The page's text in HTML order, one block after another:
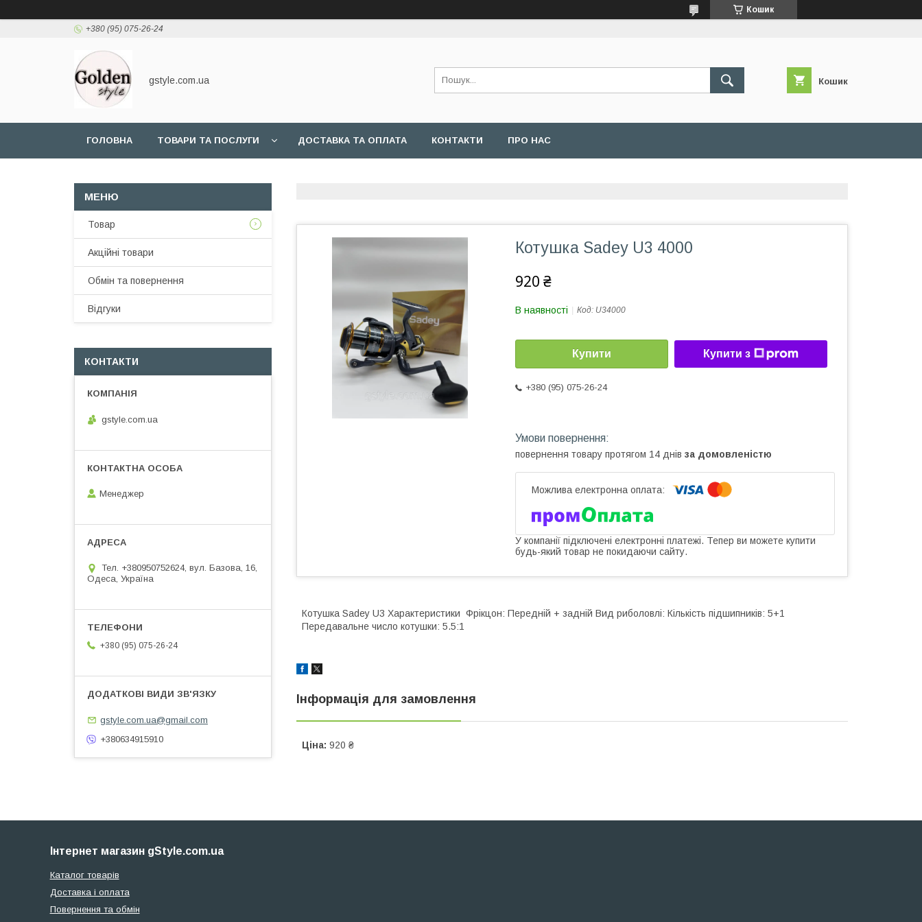
Кошик
+380 (95) 075-26-24
gstyle.com.ua Кошик
ГОЛОВНА ТОВАРИ ТА ПОСЛУГИ ДОСТАВКА ТА ОПЛАТА КОНТАКТИ ПРО НАС
Котушка Sadey U3 4000
920 ₴
В наявності Код: U34000
Купити Купити з
+380 (95) 075-26-24
повернення товару протягом 14 днів за домовленістю
У компанії підключені електронні платежі. Тепер ви можете купити
будь-який товар не покидаючи сайту.
Котушка Sadey U3 Характеристики Фрікцон: Передній + задній Вид риболовлі: Кількість підшипників: 5+1
Передавальне число котушки: 5.5:1
Інформація для замовлення
Ціна: 920 ₴
Товар
Акційні товари
Обмін та повернення
Відгуки
КОНТАКТИ
gstyle.com.ua
Менеджер
Тел. +380950752624, вул. Базова, 16,
Одеса, Україна
+380 (95) 075-26-24
gstyle.com.ua@gmail.com
+380634915910
Інтернет магазин gStyle.com.ua
Каталог товарів
Доставка і оплата
Повернення та обмін